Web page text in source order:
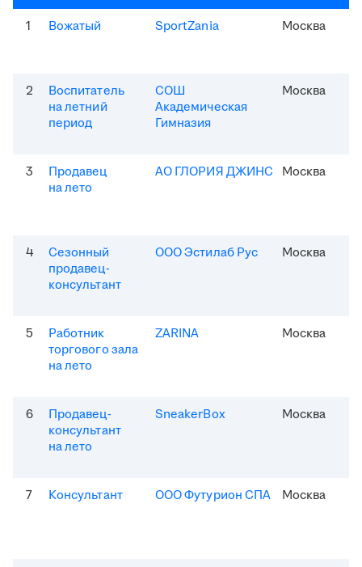
1 Вожатый SportZania Москва
2
Воспитатель
на летний
период
СОШ
Академическая
Гимназия
Москва
3
Продавец
на лето
АО ГЛОРИЯ ДЖИНС Москва
4
Сезонный
продавец-
консультант
ООО Эстилаб Рус Москва
5
Работник
торгового зала
на лето
ZARINA Москва
6
Продавец-
консультант
на лето
SneakerBox Москва
7 Консультант ООО Футурион СПА Москва